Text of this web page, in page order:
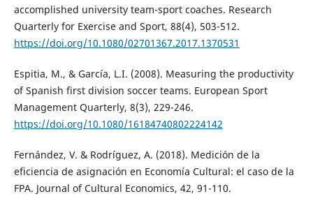
accomplished university team-sport coaches. Research
Quarterly for Exercise and Sport, 88(4), 503-512.
https://doi.org/10.1080/02701367.2017.1370531
Espitia, M., & García, L.I. (2008). Measuring the productivity
of Spanish first division soccer teams. European Sport
Management Quarterly, 8(3), 229-246.
https://doi.org/10.1080/16184740802224142
Fernández, V. & Rodríguez, A. (2018). Medición de la
eficiencia de asignación en Economía Cultural: el caso de la
FPA. Journal of Cultural Economics, 42, 91-110.